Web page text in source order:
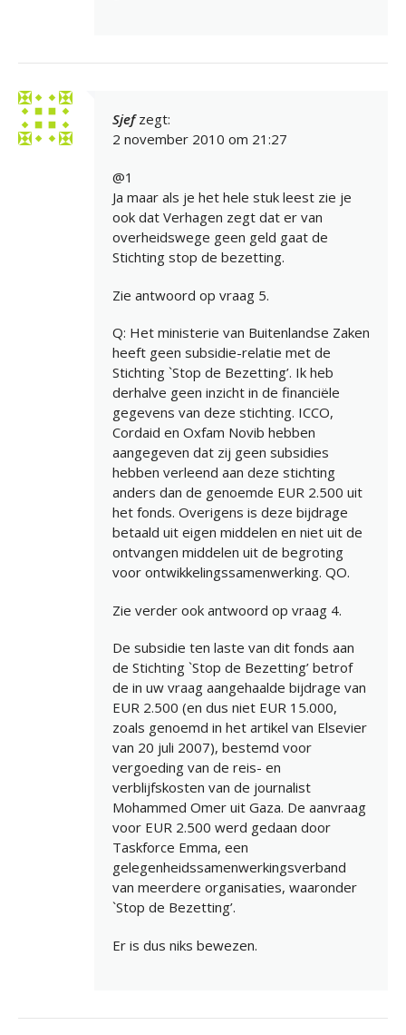
Sjef zegt:
2 november 2010 om 21:27
@1
Ja maar als je het hele stuk leest zie je
ook dat Verhagen zegt dat er van
overheidswege geen geld gaat de
Stichting stop de bezetting.
Zie antwoord op vraag 5.
Q: Het ministerie van Buitenlandse Zaken
heeft geen subsidie-relatie met de
Stichting `Stop de Bezetting’. Ik heb
derhalve geen inzicht in de financiële
gegevens van deze stichting. ICCO,
Cordaid en Oxfam Novib hebben
aangegeven dat zij geen subsidies
hebben verleend aan deze stichting
anders dan de genoemde EUR 2.500 uit
het fonds. Overigens is deze bijdrage
betaald uit eigen middelen en niet uit de
ontvangen middelen uit de begroting
voor ontwikkelingssamenwerking. QO.
Zie verder ook antwoord op vraag 4.
De subsidie ten laste van dit fonds aan
de Stichting `Stop de Bezetting’ betrof
de in uw vraag aangehaalde bijdrage van
EUR 2.500 (en dus niet EUR 15.000,
zoals genoemd in het artikel van Elsevier
van 20 juli 2007), bestemd voor
vergoeding van de reis- en
verblijfskosten van de journalist
Mohammed Omer uit Gaza. De aanvraag
voor EUR 2.500 werd gedaan door
Taskforce Emma, een
gelegenheidssamenwerkingsverband
van meerdere organisaties, waaronder
`Stop de Bezetting’.
Er is dus niks bewezen.